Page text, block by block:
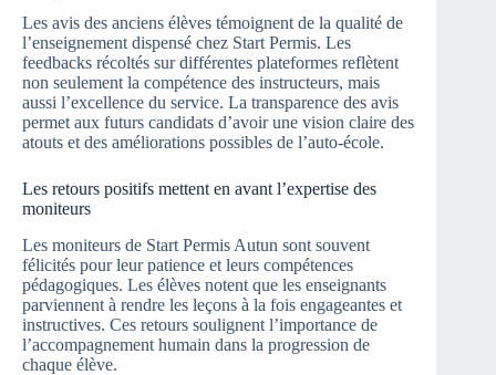
Les avis des anciens élèves témoignent de la qualité de
l’enseignement dispensé chez Start Permis. Les
feedbacks récoltés sur différentes plateformes reflètent
non seulement la compétence des instructeurs, mais
aussi l’excellence du service. La transparence des avis
permet aux futurs candidats d’avoir une vision claire des
atouts et des améliorations possibles de l’auto-école.
Les retours positifs mettent en avant l’expertise des
moniteurs
Les moniteurs de Start Permis Autun sont souvent
félicités pour leur patience et leurs compétences
pédagogiques. Les élèves notent que les enseignants
parviennent à rendre les leçons à la fois engageantes et
instructives. Ces retours soulignent l’importance de
l’accompagnement humain dans la progression de
chaque élève.